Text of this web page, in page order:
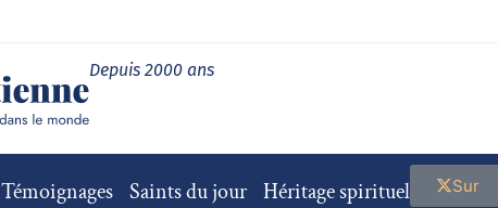
Depuis 2000 ans
Témoignages Saints du jour Héritage spirituel Sur